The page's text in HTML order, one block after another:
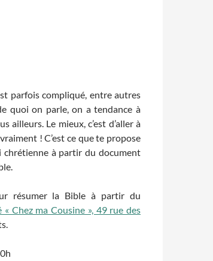
parfois compliqué, entre autres
quoi on parle, on a tendance à
ailleurs. Le mieux, c’est d’aller à
! C’est ce que te propose
chrétienne à partir du document
résumer la Bible à partir du
« Chez ma Cousine », 49 rue des